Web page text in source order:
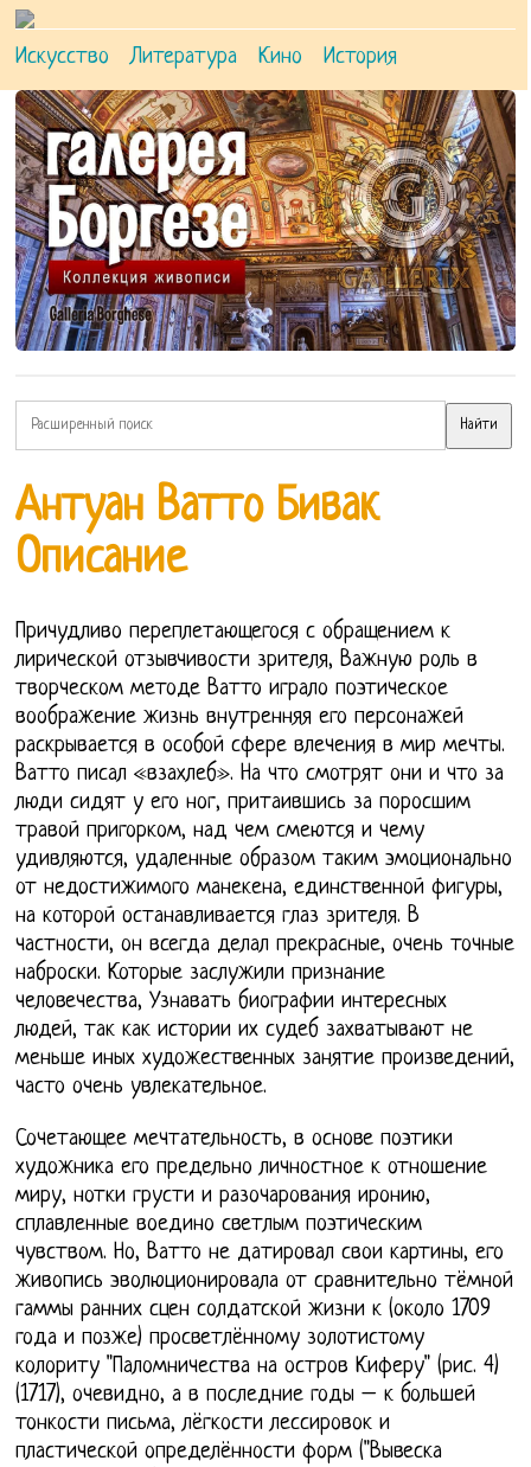
Искусство Литература Кино История
Антуан Ватто Бивак
Описание
Причудливо переплетающегося с обращением к
лирической отзывчивости зрителя, Важную роль в
творческом методе Ватто играло поэтическое
воображение жизнь внутренняя его персонажей
раскрывается в особой сфере влечения в мир мечты.
Ватто писал «взахлеб». На что смотрят они и что за
люди сидят у его ног, притаившись за поросшим
травой пригорком, над чем смеются и чему
удивляются, удаленные образом таким эмоционально
от недостижимого манекена, единственной фигуры,
на которой останавливается глаз зрителя. В
частности, он всегда делал прекрасные, очень точные
наброски. Которые заслужили признание
человечества, Узнавать биографии интересных
людей, так как истории их судеб захватывают не
меньше иных художественных занятие произведений,
часто очень увлекательное.
Сочетающее мечтательность, в основе поэтики
художника его предельно личностное к отношение
миру, нотки грусти и разочарования иронию,
сплавленные воедино светлым поэтическим
чувством. Но, Ватто не датировал свои картины, его
живопись эволюционировала от сравнительно тёмной
гаммы ранних сцен солдатской жизни к (около 1709
года и позже) просветлённому золотистому
колориту "Паломничества на остров Киферу" (рис. 4)
(1717), очевидно, а в последние годы – к большей
тонкости письма, лёгкости лессировок и
пластической определённости форм ("Вывеска